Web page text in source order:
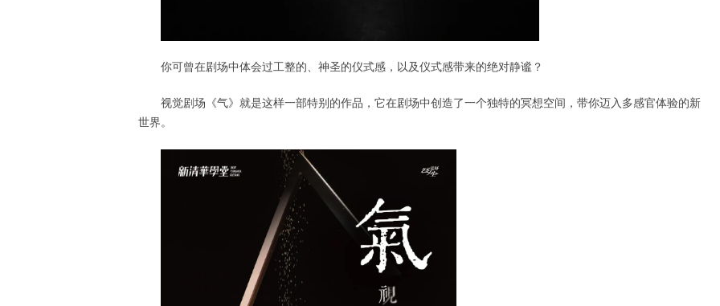
你可曾在剧场中体会过工整的、神圣的仪式感，以及仪式感带来的绝对静谧？
视觉剧场《气》就是这样一部特别的作品，它在剧场中创造了一个独特的冥想空间，带你迈入多感官体验的新
世界。